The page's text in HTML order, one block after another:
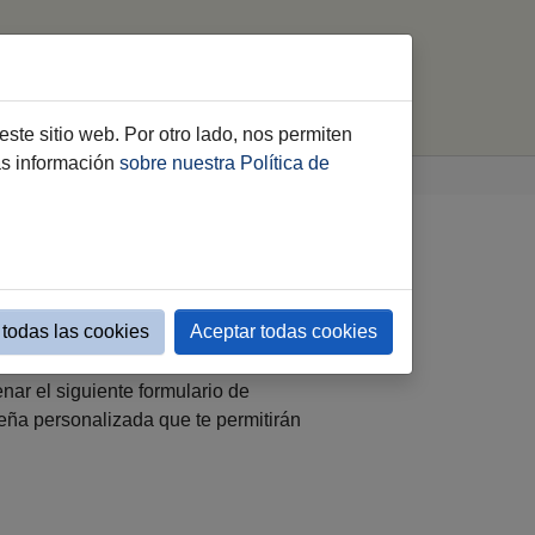
a toda la ciudadanía, ofreciendo
el siguiente formulario de
personalizada que te permitirán
sitio web. Por otro lado, nos permiten
información sobre nuestra Política de
las cookies Aceptar todas cookies